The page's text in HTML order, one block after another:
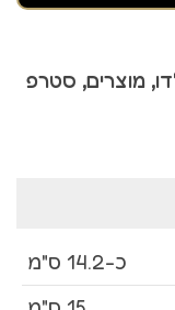
, מוצרים, סטרפ
כ-14.2 ס"מ